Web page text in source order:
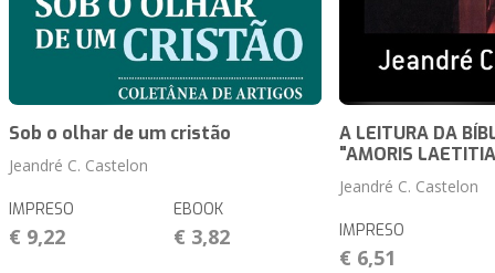
Sob o olhar de um cristão
Jeandré C. Castelon
IMPRESO
€ 9,22
EBOOK
€ 3,82
A LEITURA DA
"AMORIS
Jeandré C. Castelon
IMPRESO
€ 6,51